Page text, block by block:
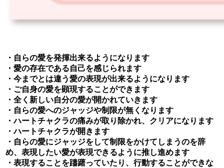
・自らの愛を発揮出来るようになります
・愛の存在である自己を感じられます
・今までとは違う愛の表現が出来るようになります
・ご自身の愛を顕現することができます
・全く新しい自分の愛が開かれていきます
・自らの愛へのジャッジや制限が無くなります
・ハートチャクラの痛みが取り除かれ、クリアになります
・ハートチャクラが開きます
・自らの愛にジャッジをして制限をかけてしまうのを辞
め、表現したい愛が表現できるように推し進めます
・表現することを躊躇っていたり、行動することができな